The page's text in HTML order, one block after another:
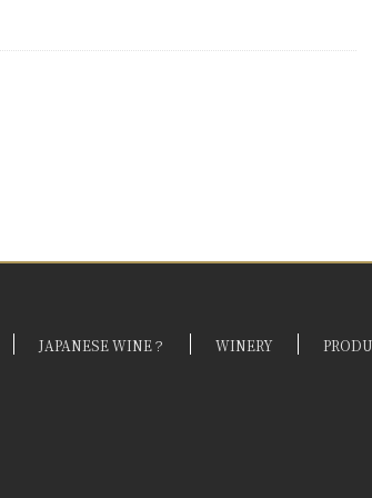
JAPANESE WINE？ WINERY